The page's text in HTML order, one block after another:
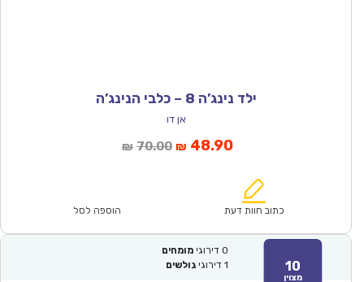
ילד נינג’ה 8 – כלבי הנינג’ה
₪ 70.00המחיר
₪70.00.
₪ 48.90
הוא:
כתוב חוות דעת הוספה לסל
דירוגימומחים
גולשים